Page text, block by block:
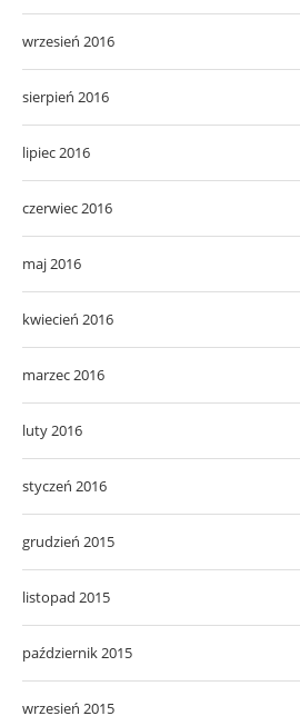
wrzesień 2016
sierpień 2016
lipiec 2016
czerwiec 2016
maj 2016
kwiecień 2016
marzec 2016
luty 2016
styczeń 2016
grudzień 2015
listopad 2015
październik 2015
wrzesień 2015